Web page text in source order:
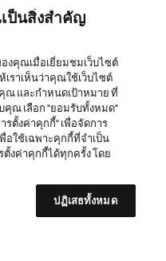
นวาร์ตีส
AG
ข้อกำหนดการใช้
ล สำหรับคู่ค้าทางธุรกิจ
โนวาร์ตีส
านในประเทศไทย
ป็นสิ่งสำคัญ
งคุณเมื่อเยี่ยมชมเว็บไซต์
เราเห็นว่าคุณใช้เว็บไซต์
ณ และกำหนดเป้าหมาย ที่
คุณ เลือก "ยอมรับทั้งหมด"
รตั้งค่าคุกกี้" เพื่อจัดการ
อใช้เฉพาะคุกกี้ที่จำเป็น
ตั้งค่าคุกกี้ได้ทุกครั้ง โดย
ปฏิเสธทั้งหมด